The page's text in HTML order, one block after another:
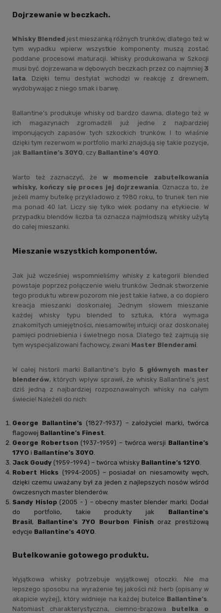
Dojrzewanie w beczkach.
Whisky Blended jest mieszanką różnych trunków, dlatego też w
tym wypadku wpierw wszystkie komponenty muszą zostać
poddane procesowi maturacji. Whisky produkowana w Szkocji
musi być dojrzewana w dębowych beczkach przez co najmniej 3
lata. Dzięki temu destylat wchodzi w reakcję z drewnem,
wydobywając z niego smak i barwę.
Ballantine’s produkuje whisky od bardzo dawna, dlatego też w
ich magazynach zgromadzili już jedne z najbardziej
imponujących zapasów tych szkockich trunków. I to właśnie
dzięki tym rezerwom w portfolio marki znajdują się takie pozycje,
jak Ballantine’s 30YO, czy Ballantine’s 40YO.
Warto też zaznaczyć, że w momencie zabutelkowania
whisky, kończy się proces jej dojrzewania. Oznacza to, że
jeżeli mamy butelkę przykładowo z 1980 roku, to trunek ten nie
ma ponad 40 lat. Liczy się tylko wiek podany na etykiecie. W
przypadku blendów liczba ta oznacza najmłodszą whisky użytą
do całej mieszanki.
Mieszanie wszystkich komponentów.
Jak już wcześniej wspomnieliśmy whisky z kategorii blended
powstaje poprzez połączenie wielu trunków. Jednak stworzenie
tego produktu wbrew pozorom nie jest takie łatwe, a co dopiero
kreacja mieszanki doskonałej. Jednym słowem mieszanie
każdej whisky typu blended to sztuka, która wymaga
znakomitych umiejętności, niesamowitej intuicji oraz doskonałej
pamięci podniebienia i świetnego nosa. Dlatego też zajmują się
tym wyspecjalizowani fachowcy, zwani Master Blenderami
W całej historii marki Ballantine’s było 5 głównych master
blenderów, których wpływ sprawił, że whisky Ballantine's jest
dziś jedną z najbardziej rozpoznawalnych whisky na całym
świecie! Należeli do nich:
George Ballantine’s (1827-1937) – założyciel marki, twórca
flagowej Ballantine’s Finest
George Robertson (1937-1959) – twórca wersji Ballantine’s
17YO i Ballantine’s 30YO
Jack Goudy (1959-1994) – twórca whisky Ballantine’s 12YO
Robert Hicks (1994-2005) – posiadał on niesamowity węch,
dzięki czemu uważany był za jeden z najlepszych nosów wśród
ówczesnych master blenderów.
Sandy Hislop (2005 - ) – obecny master blender marki. Dodał
do portfolio, takie produkty jak Ballantine's
Brasil, Ballantine's 7YO Bourbon Finish oraz prestiżową
edycje Ballantine's 40YO
Butelkowanie gotowego produktu.
Wyjątkowa whisky potrzebuje wyjątkowej otoczki. Nie ma
lepszego sposobu na wyrażenie tej jakości niż herb (opisany w
akapicie wyżej), który widnieje na każdej butelce Ballantine’s
Natomiast charakterystyczna, ciemno-brązowa butelka o